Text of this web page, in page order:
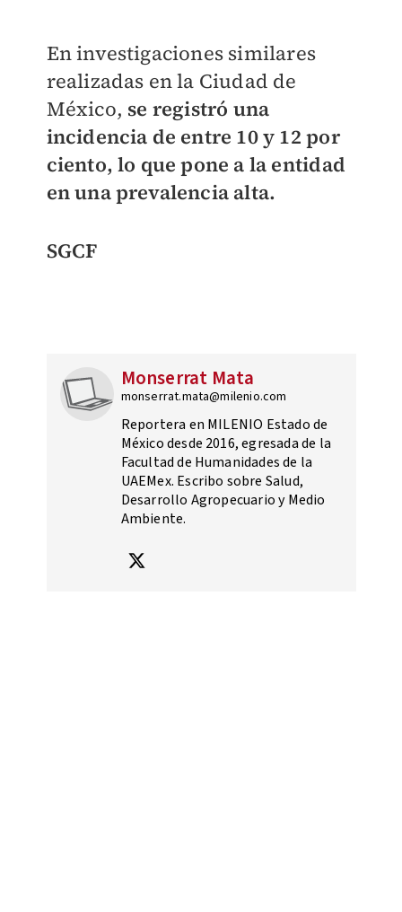
En investigaciones similares
realizadas en la Ciudad de
México, se registró una
incidencia de entre 10 y 12 por
ciento, lo que pone a la entidad
en una prevalencia alta.
SGCF
Monserrat Mata
monserrat.mata@milenio.com
Reportera en MILENIO Estado de
México desde 2016, egresada de la
Facultad de Humanidades de la
UAEMex. Escribo sobre Salud,
Desarrollo Agropecuario y Medio
Ambiente.